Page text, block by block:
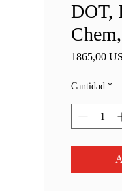
DOT,
1865,00
Cantidad *